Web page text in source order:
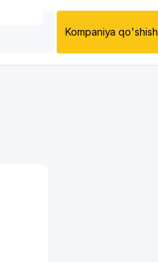
Kompaniya qo'shish